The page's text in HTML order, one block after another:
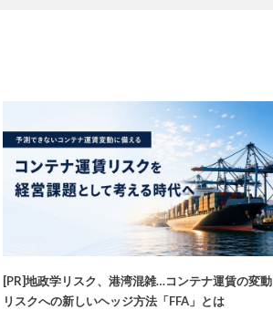
[PR]地政学リスク、港湾混雑…コンテナ運賃の変動
リスクへの新しいヘッジ方法「FFA」とは